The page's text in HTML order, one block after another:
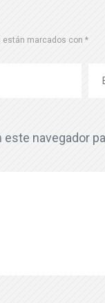
están marcados con *
navegador